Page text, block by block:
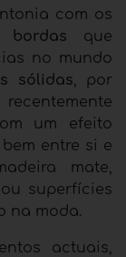
com os
bordas que
no mundo
sólidas, por
um efeito
entre si e
mate,
superfícies
na moda.
actuais,